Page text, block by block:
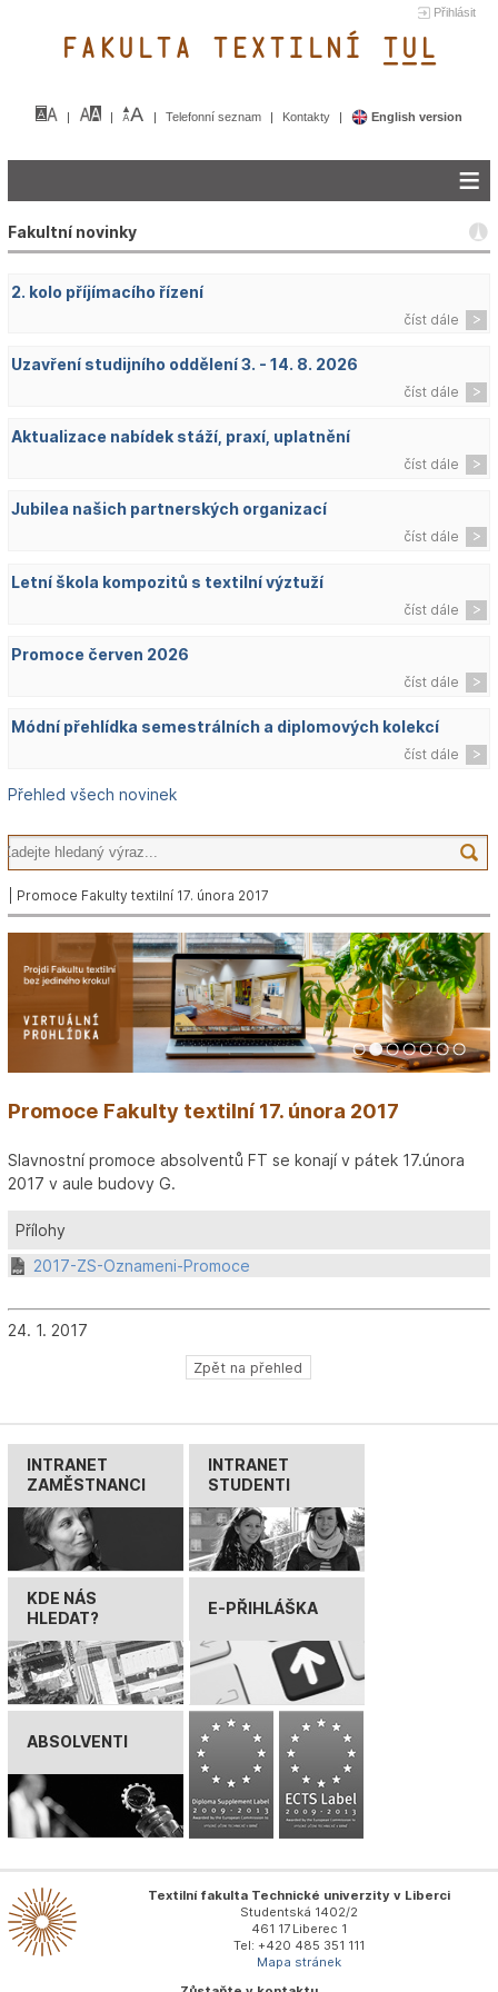
Přihlásit
FAKULTA TEXTILNÍ TUL&
Telefonní seznam Kontakty English version
Fakultní novinky
2. kolo příjímacího řízení
číst dále
Uzavření studijního oddělení 3. - 14. 8. 2026
číst dále
Aktualizace nabídek stáží, praxí, uplatnění
číst dále
Jubilea našich partnerských organizací
číst dále
Letní škola kompozitů s textilní výztuží
číst dále
Promoce červen 2026
číst dále
Módní přehlídka semestrálních a diplomových kolekcí
číst dále
Přehled všech novinek
| Promoce Fakulty textilní 17. února 2017
1 2 3 4 5 6 7
Promoce Fakulty textilní 17. února 2017
Slavnostní promoce absolventů FT se konají v pátek 17.února
2017 v aule budovy G.
Přílohy
2017-ZS-Oznameni-Promoce
24. 1. 2017
Zpět na přehled
INTRANET
ZAMĚSTNANCI
INTRANET
STUDENTI
KDE NÁS
HLEDAT?
E-PŘIHLÁŠKA
ABSOLVENTI
Textilní fakulta Technické univerzity v Liberci
Studentská 1402/2
461 17 Liberec 1
Tel: +420 485 351 111
Mapa stránek